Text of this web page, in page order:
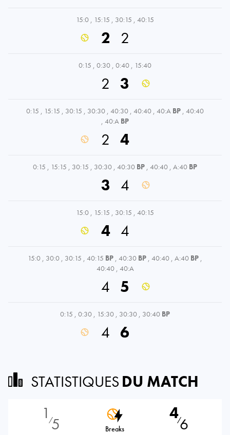
15:0 , 15:15 , 30:15 , 40:15
2 2
0:15 , 0:30 , 0:40 , 15:40
2 3
0:15 , 15:15 , 30:15 , 30:30 , 40:30 , 40:40 , 40:A BP , 40:40
, 40:A BP
2 4
0:15 , 15:15 , 30:15 , 30:30 , 40:30 BP , 40:40 , A:40 BP
3 4
15:0 , 15:15 , 30:15 , 40:15
4 4
15:0 , 30:0 , 30:15 , 40:15 BP , 40:30 BP , 40:40 , A:40 BP ,
40:40 , 40:A
4 5
0:15 , 0:30 , 15:30 , 30:30 , 30:40 BP
4 6
STATISTIQUES DU MATCH
1 ⁄5 Breaks
4⁄6